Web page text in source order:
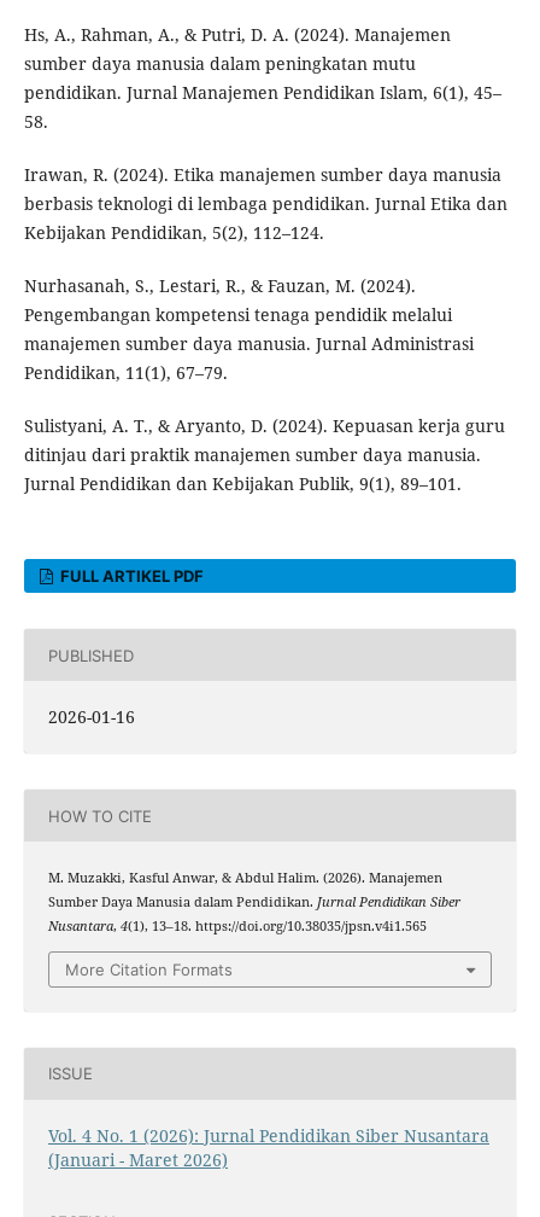
Hs, A., Rahman, A., & Putri, D. A. (2024). Manajemen
sumber daya manusia dalam peningkatan mutu
pendidikan. Jurnal Manajemen Pendidikan Islam, 6(1), 45–
58.
Irawan, R. (2024). Etika manajemen sumber daya manusia
berbasis teknologi di lembaga pendidikan. Jurnal Etika dan
Kebijakan Pendidikan, 5(2), 112–124.
Nurhasanah, S., Lestari, R., & Fauzan, M. (2024).
Pengembangan kompetensi tenaga pendidik melalui
manajemen sumber daya manusia. Jurnal Administrasi
Pendidikan, 11(1), 67–79.
Sulistyani, A. T., & Aryanto, D. (2024). Kepuasan kerja guru
ditinjau dari praktik manajemen sumber daya manusia.
Jurnal Pendidikan dan Kebijakan Publik, 9(1), 89–101.
FULL ARTIKEL PDF
PUBLISHED
2026-01-16
HOW TO CITE
M. Muzakki, Kasful Anwar, & Abdul Halim. (2026). Manajemen
Sumber Daya Manusia dalam Pendidikan. Jurnal Pendidikan Siber
Nusantara, 4(1), 13–18. https://doi.org/10.38035/jpsn.v4i1.565
More Citation Formats
ISSUE
Vol. 4 No. 1 (2026): Jurnal Pendidikan Siber Nusantara
(Januari - Maret 2026)